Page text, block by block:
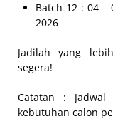
Batch 12 : 04 –
2026
Jadilah yang
segera!
Catatan : Jadwal
kebutuhan calon